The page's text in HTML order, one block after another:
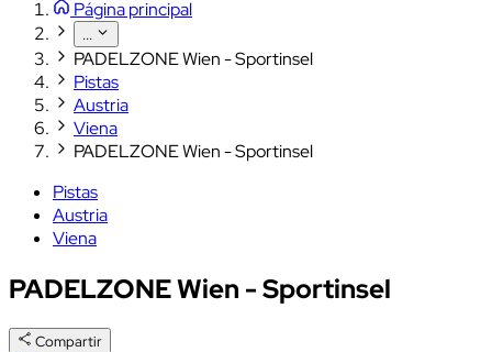
Página principal
...
PADELZONE Wien - Sportinsel
Pistas
Austria
Viena
PADELZONE Wien - Sportinsel
Pistas
Austria
Viena
PADELZONE Wien - Sportinsel
Compartir